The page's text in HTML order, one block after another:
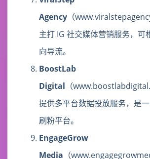
Agency （
主打 IG 社交媒体营销服务，可
向导流。
BoostLab
Digital （
提供多平台数据投放服务，是
刷粉平台。
EngageGrow
Media （